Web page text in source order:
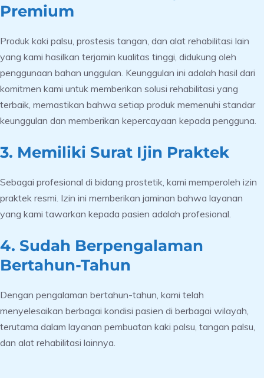
Premium
Produk kaki palsu, prostesis tangan, dan alat rehabilitasi lain
yang kami hasilkan terjamin kualitas tinggi, didukung oleh
penggunaan bahan unggulan. Keunggulan ini adalah hasil dari
komitmen kami untuk memberikan solusi rehabilitasi yang
terbaik, memastikan bahwa setiap produk memenuhi standar
keunggulan dan memberikan kepercayaan kepada pengguna.
3. Memiliki Surat Ijin Praktek
Sebagai profesional di bidang prostetik, kami memperoleh izin
praktek resmi. Izin ini memberikan jaminan bahwa layanan
yang kami tawarkan kepada pasien adalah profesional.
4. Sudah Berpengalaman
Bertahun-Tahun
Dengan pengalaman bertahun-tahun, kami telah
menyelesaikan berbagai kondisi pasien di berbagai wilayah,
terutama dalam layanan pembuatan kaki palsu, tangan palsu,
dan alat rehabilitasi lainnya.